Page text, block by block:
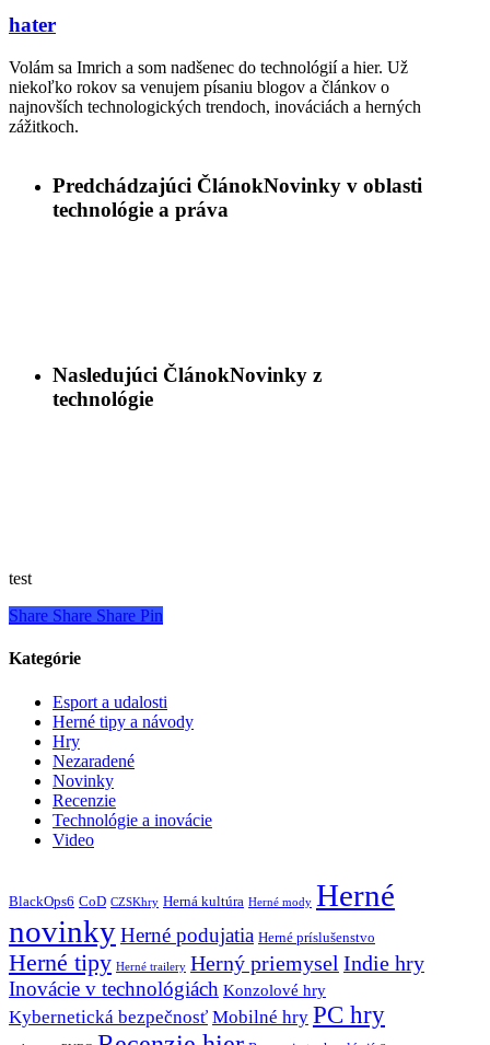
hater
Volám sa Imrich a som nadšenec do technológií a hier. Už
niekoľko rokov sa venujem písaniu blogov a článkov o
najnovších technologických trendoch, inováciách a herných
zážitkoch.
Predchádzajúci ČlánokNovinky v oblasti
technológie a práva
Nasledujúci ČlánokNovinky z
technológie
test
Share Share Share Pin
Kategórie
Esport a udalosti
Herné tipy a návody
Hry
Nezaradené
Novinky
Recenzie
Technológie a inovácie
Video
BlackOps6 CoD CZSKhry Herná kultúra Herné mody Herné
novinkyHerné podujatia Herné príslušenstvo
Herné tipy Herné trailery Herný priemysel Indie hry
Inovácie v technológiách Konzolové hry
Kybernetická bezpečnosť Mobilné hry PC hry